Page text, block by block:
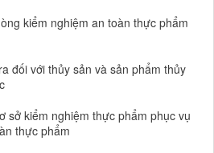
kiểm nghiệm an toàn thực phẩm
đối với thủy sản và sản phẩm thủy
sở kiểm nghiệm thực phẩm phục vụ
thực phẩm